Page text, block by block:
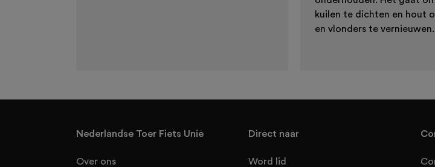
kuilen te dichten en hout
en vlonders te vernieuwen.
Nederlandse Toer Fiets Unie
Over ons
Direct naar
Word lid